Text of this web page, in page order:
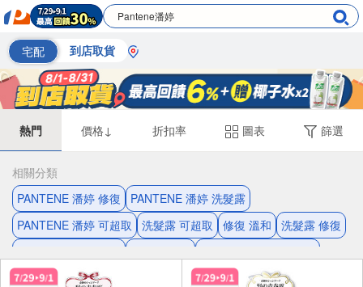
宅配 到店取貨
熱門 價格↓ 折扣率 圖表 篩選
相關分類
PANTENE 潘婷 修復
PANTENE 潘婷 洗髮露
PANTENE 潘婷 可超取
洗髮露 可超取 修復 溫和
洗髮露 修復
洗髮精 可超取